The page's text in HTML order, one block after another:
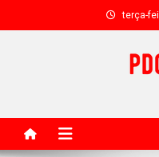
to
terça-